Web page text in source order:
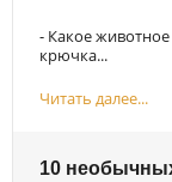
- Какое животное
крючка...
Читать далее...
10